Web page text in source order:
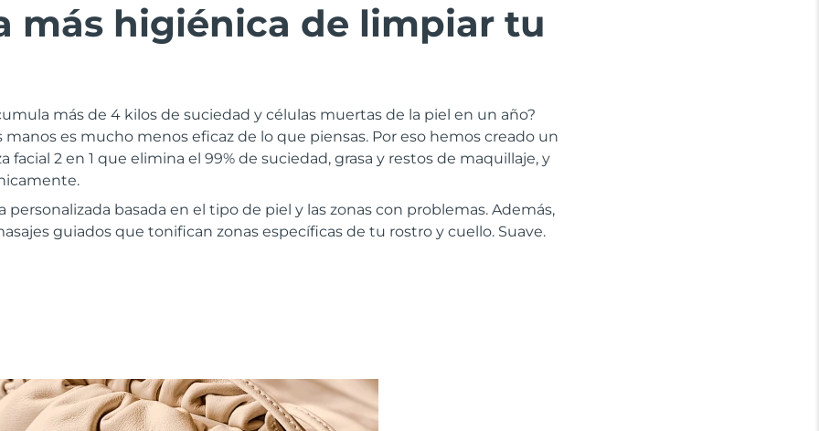
más higiénica de limpiar tu
más de 4 kilos de suciedad y células muertas de la piel en un año?
es mucho menos eficaz de lo que piensas. Por eso hemos creado un
facial 2 en 1 que elimina el 99% de suciedad, grasa y restos de maquillaje, y
personalizada basada en el tipo de piel y las zonas con problemas. Además,
guiados que tonifican zonas específicas de tu rostro y cuello. Suave.